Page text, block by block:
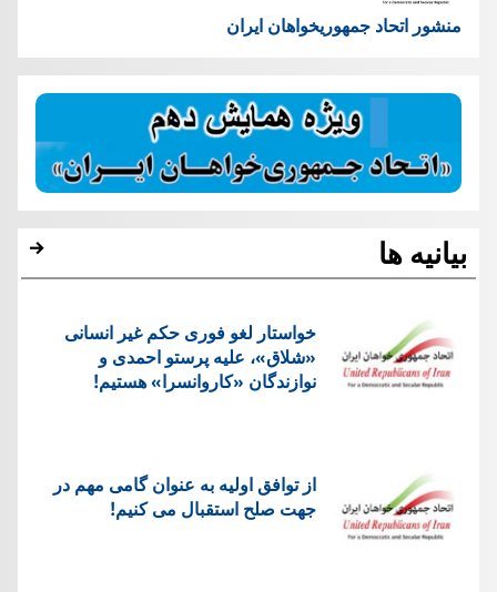
منشور اتحاد جمهوریخواهان ایران
بیانیه ها
خواستار لغو فوری حکم غیر انسانی
«شلاق»، علیه پرستو احمدی و
نوازندگان «کاروانسرا» هستیم!
از توافق اولیه به عنوان گامی مهم در
جهت صلح استقبال می کنیم!